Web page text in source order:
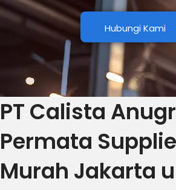
Hubungi Kami
PT Calista
Permata
Murah Jakarta